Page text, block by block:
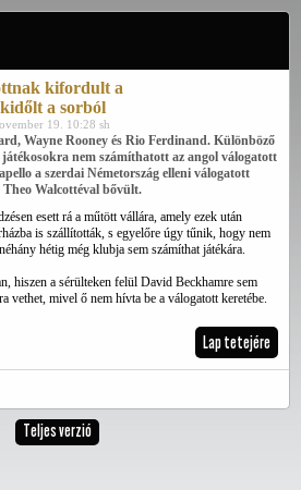
kifordult a
a sorból
19. 10:28 sh
Wayne Rooney és Rio Ferdinand. Különböző
nem számíthatott az angol válogatott
a szerdai Németország elleni válogatott
Theo Walcottéval bővült.
esett rá a műtött vállára, amely ezek után
is szállították, s egyelőre úgy tűnik, hogy nem
hétig még klubja sem számíthat játékára.
hiszen a sérülteken felül David Beckhamre sem
vethet, mivel ő nem hívta be a válogatott keretébe.
Lap tetejére
Teljes verzió